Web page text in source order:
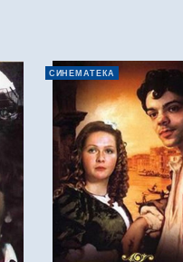
СИНЕМАТЕКА